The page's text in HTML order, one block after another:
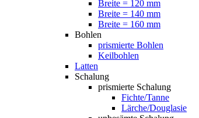
Breite = 120 mm
Breite = 140 mm
Breite = 160 mm
Bohlen
prismierte Bohlen
Keilbohlen
Latten
Schalung
prismierte Schalung
Fichte/Tanne
Lärche/Douglasie